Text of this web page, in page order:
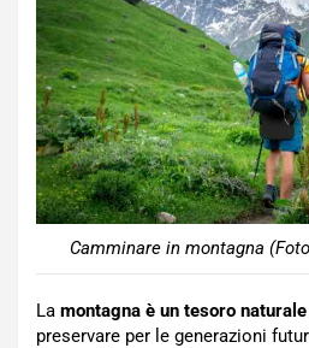
Camminare in montagna
La montagna è un tesoro naturale
preservare per le generazioni